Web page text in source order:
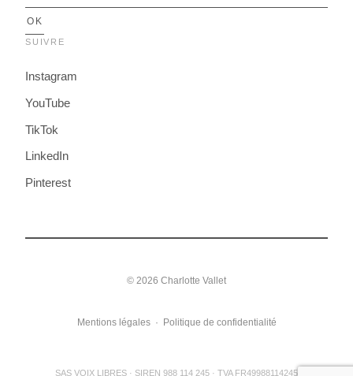
SUIVRE
Instagram
YouTube
TikTok
LinkedIn
Pinterest
© 2026 Charlotte Vallet
Mentions légales· Politique de confidentialité
SAS VOIX LIBRES · SIREN 988 114 245 · TVA FR49988114245